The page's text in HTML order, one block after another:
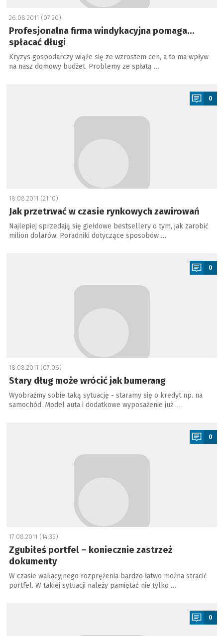
26.08.2011 (07:20)
Profesjonalna firma windykacyjna pomaga…
spłacać długi
Kryzys gospodarczy wiąże się ze wzrostem cen, a to ma wpływ
na nasz domowy budżet. Problemy ze spłatą …
0
18.08.2011 (21:10)
Jak przetrwać w czasie rynkowych zawirowań
Najlepiej sprzedają się giełdowe bestsellery o tym, jak zarobić
milion dolarów. Poradniki dotyczące sposobów …
0
18.08.2011 (07:06)
Stary dług może wrócić jak bumerang
Wyobraźmy sobie taką sytuację - staramy się o kredyt np. na
samochód. Model auta i dodatkowe wyposażenie już …
0
17.08.2011 (14:35)
Zgubiłeś portfel – koniecznie zastrzeż
dokumenty
W czasie wakacyjnego rozprężenia bardzo łatwo można stracić
portfel. W takiej sytuacji należy pamiętać nie tylko …
0